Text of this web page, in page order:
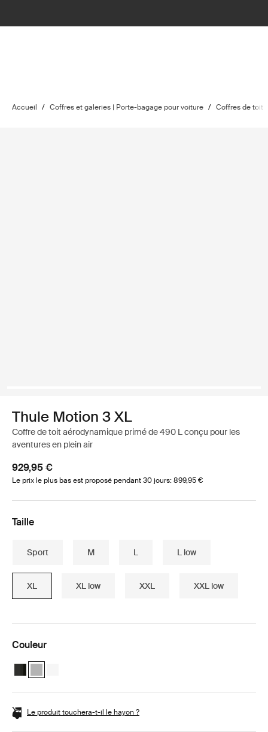
Accueil / Coffres et galeries | Porte-bagage pour voiture / Coffres de toit
Thule Motion 3 XL
Coffre de toit aérodynamique primé de 490 L conçu pour les
aventures en plein air
929,95 €
Le prix le plus bas est proposé pendant 30 jours: 899,95 €
Taille
Sport M L L low
XL XL low XXL XXL low
Couleur
Thule Motion 3 XL Black Glossy
Thule Motion 3 XL Titan Glossy (selected)
Le produit touchera-t-il le hayon ?